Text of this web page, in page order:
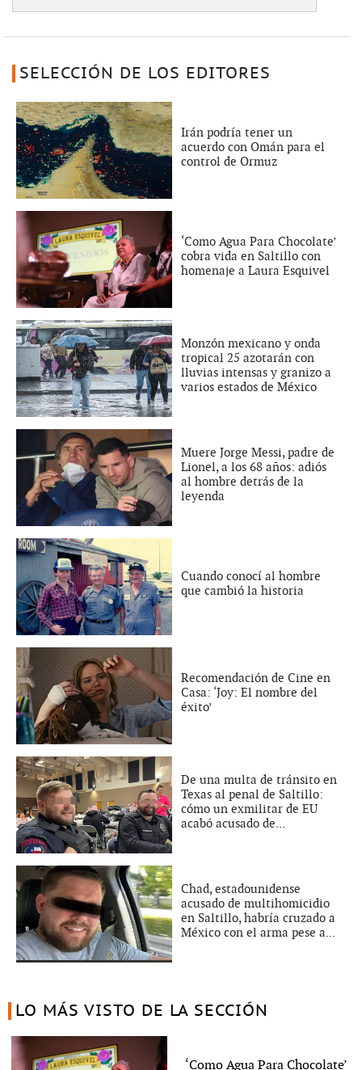
SELECCIÓN DE LOS EDITORES
Irán podría tener un
acuerdo con Omán para el
control de Ormuz
‘Como Agua Para Chocolate’
cobra vida en Saltillo con
homenaje a Laura Esquivel
Monzón mexicano y onda
tropical 25 azotarán con
lluvias intensas y granizo a
varios estados de México
Muere Jorge Messi, padre de
Lionel, a los 68 años: adiós
al hombre detrás de la
leyenda
Cuando conocí al hombre
que cambió la historia
Recomendación de Cine en
Casa: ‘Joy: El nombre del
éxito’
De una multa de tránsito en
Texas al penal de Saltillo:
cómo un exmilitar de EU
acabó acusado de...
Chad, estadounidense
acusado de multihomicidio
en Saltillo, habría cruzado a
México con el arma pese a...
LO MÁS VISTO DE LA SECCIÓN
‘Como Agua Para Chocolate’